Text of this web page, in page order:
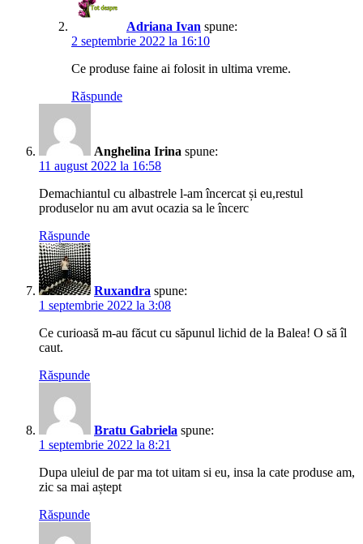
Adriana Ivan spune:
2 septembrie 2022 la 16:10
Ce produse faine ai folosit in ultima vreme.
Răspunde
Anghelina Irina spune:
11 august 2022 la 16:58
Demachiantul cu albastrele l-am încercat și eu,restul
produselor nu am avut ocazia sa le încerc
Răspunde
Ruxandra spune:
1 septembrie 2022 la 3:08
Ce curioasă m-au făcut cu săpunul lichid de la Balea! O să îl
caut.
Răspunde
Bratu Gabriela spune:
1 septembrie 2022 la 8:21
Dupa uleiul de par ma tot uitam si eu, insa la cate produse am,
zic sa mai aștept
Răspunde